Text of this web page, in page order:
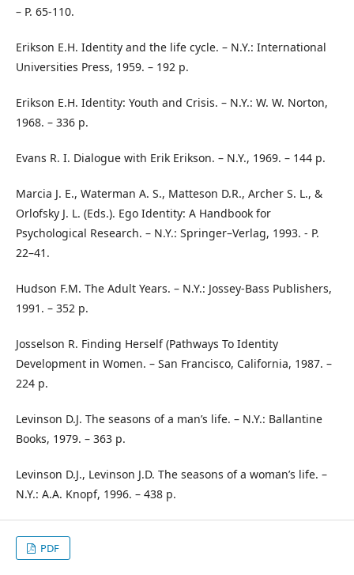
– P. 65-110.
Erikson E.H. Identity and the life cycle. – N.Y.: International
Universities Press, 1959. – 192 p.
Erikson E.H. Identity: Youth and Crisis. – N.Y.: W. W. Norton,
1968. – 336 p.
Evans R. I. Dialogue with Erik Erikson. – N.Y., 1969. – 144 p.
Marcia J. E., Waterman A. S., Matteson D.R., Archer S. L., &
Orlofsky J. L. (Eds.). Ego Identity: A Handbook for
Psychological Research. – N.Y.: Springer–Verlag, 1993. - P.
22–41.
Hudson F.M. The Adult Years. – N.Y.: Jossey-Bass Publishers,
1991. – 352 p.
Josselson R. Finding Herself (Pathways To Identity
Development in Women. – San Francisco, California, 1987. –
224 p.
Levinson D.J. The seasons of a man’s life. – N.Y.: Ballantine
Books, 1979. – 363 p.
Levinson D.J., Levinson J.D. The seasons of a woman’s life. –
N.Y.: A.A. Knopf, 1996. – 438 p.
PDF